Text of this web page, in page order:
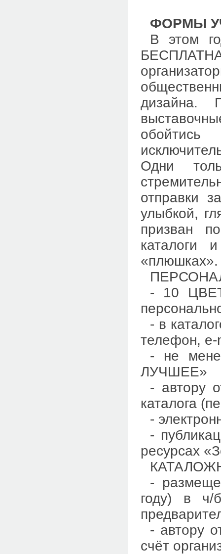
ФОРМЫ
В этом
дизайна.
обойтись
Одни
отправки
улыбкой,
призван
каталоги
«плюшках».
- 10
- в
телефон, e-
- не
ЛУЧШЕЕ»
- автору
каталога
-
-
ресурсах
-
году) в
- автору
счёт